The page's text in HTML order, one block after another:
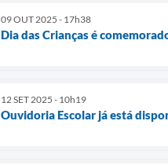
09 OUT 2025 - 17h38
Dia das Crianças é
12 SET 2025 - 10h19
Ouvidoria Escolar já está